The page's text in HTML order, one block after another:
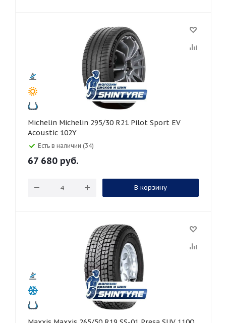
Michelin Michelin 295/30 R21 Pilot Sport EV
Acoustic 102Y
Есть в наличии (34)
67 680 руб.
В корзину